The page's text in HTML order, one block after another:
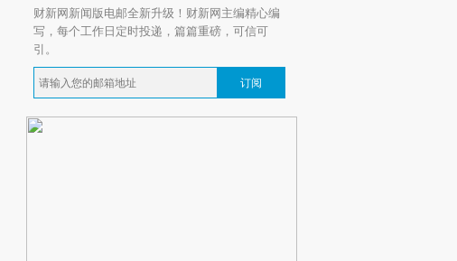
财新网新闻版电邮全新升级！财新网主编精心编
写，每个工作日定时投递，篇篇重磅，可信可
引。
订阅